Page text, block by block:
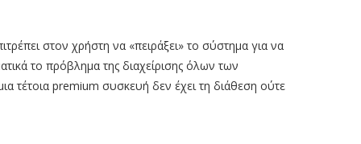
στον χρήστη να «πειράξει» το σύστημα για να
το πρόβλημα της διαχείρισης όλων των
τέτοια premium συσκευή δεν έχει τη διάθεση ούτε